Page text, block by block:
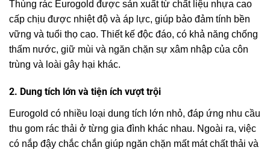
Thùng rác Eurogold được sản xuất từ chất liệu nhựa cao
cấp chịu được nhiệt độ và áp lực, giúp bảo đảm tính bền
vững và tuổi thọ cao. Thiết kế độc đáo, có khả năng chống
thấm nước, giữ mùi và ngăn chặn sự xâm nhập của côn
trùng và loài gây hại khác.
2. Dung tích lớn và tiện ích vượt trội
Eurogold có nhiều loại dung tích lớn nhỏ, đáp ứng nhu cầu
thu gom rác thải ở từng gia đình khác nhau. Ngoài ra, việc
có nắp đậy chắc chắn giúp ngăn chặn mất mát chất thải và